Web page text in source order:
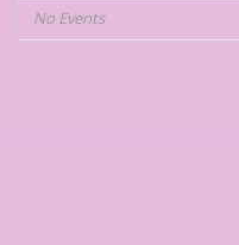
No Events